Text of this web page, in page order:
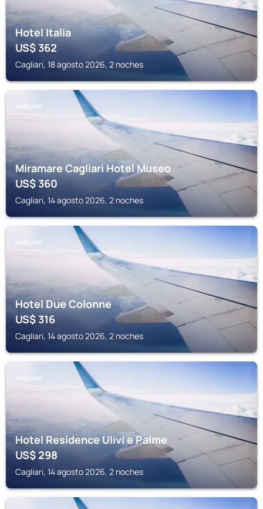
Hotel Italia
US$362
Cagliari, 18 agosto 2026, 2 noches
CAGLIARI
Miramare Cagliari Hotel Museo
US$360
Cagliari, 14 agosto 2026, 2 noches
CAGLIARI
Hotel Due Colonne
US$316
Cagliari, 14 agosto 2026, 2 noches
CAGLIARI
Hotel Residence Ulivi e Palme
US$298
Cagliari, 14 agosto 2026, 2 noches